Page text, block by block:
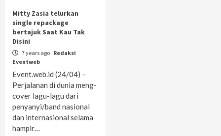
Mitty Zasia telurkan
single repackage
bertajuk Saat Kau Tak
Disini
7 years ago Redaksi
Eventweb
Event.web.id (24/04) –
Perjalanan di dunia meng-
cover lagu-lagu dari
penyanyi/band nasional
dan internasional selama
hampir…